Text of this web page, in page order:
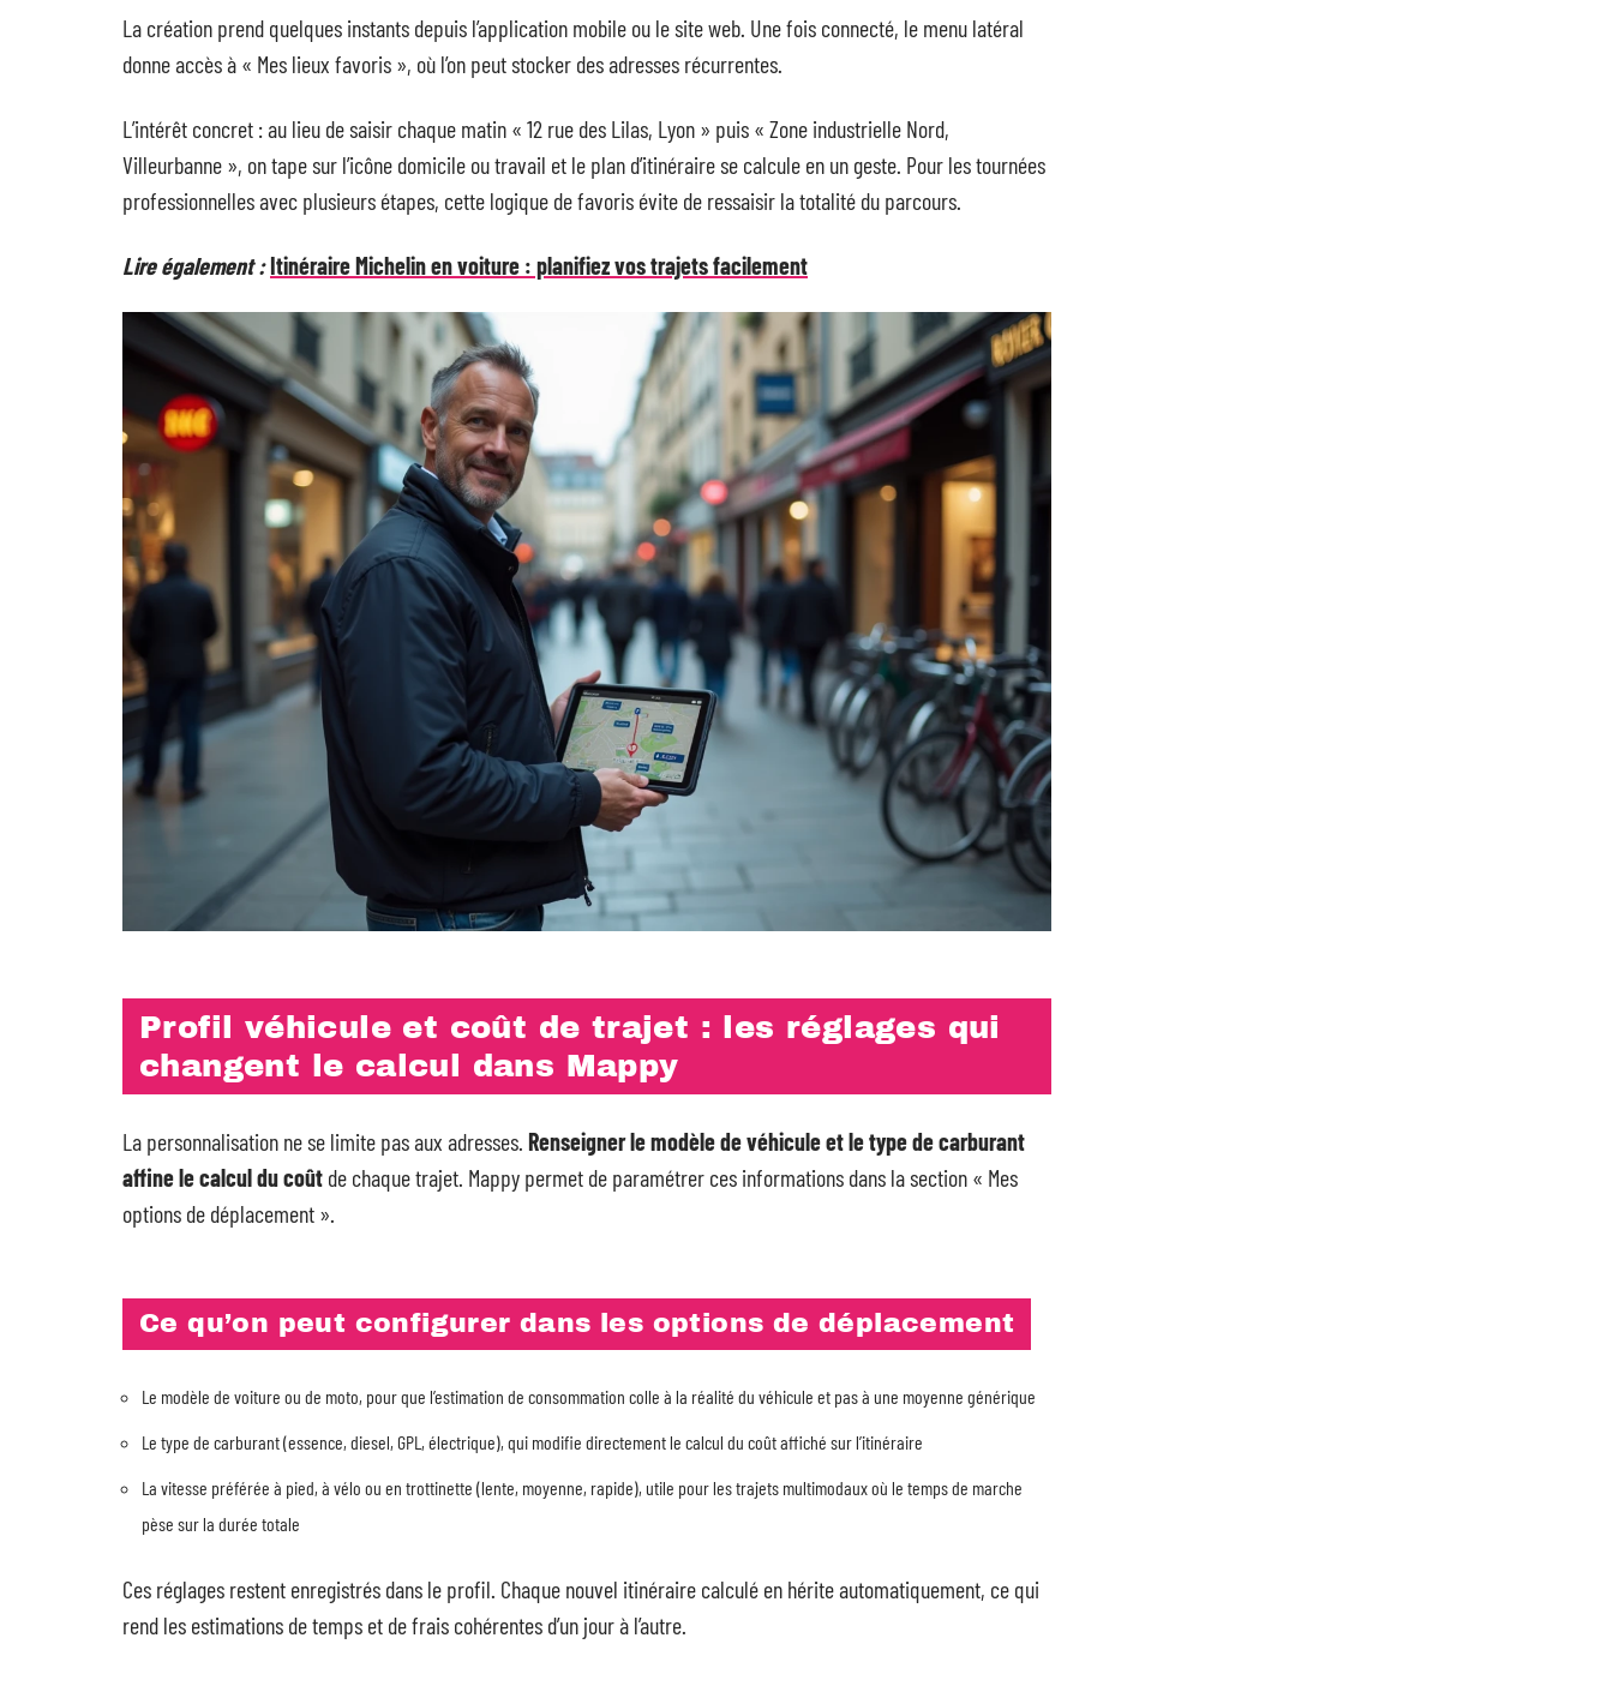
La création prend quelques instants depuis l’application mobile ou le site web. Une fois connecté, le menu latéral
donne accès à « Mes lieux favoris », où l’on peut stocker des adresses récurrentes.
L’intérêt concret : au lieu de saisir chaque matin « 12 rue des Lilas, Lyon » puis « Zone industrielle Nord,
Villeurbanne », on tape sur l’icône domicile ou travail et le plan d’itinéraire se calcule en un geste. Pour les tournées
professionnelles avec plusieurs étapes, cette logique de favoris évite de ressaisir la totalité du parcours.
Lire également :Itinéraire Michelin en voiture : planifiez vos trajets facilement
Profil véhicule et coût de trajet : les réglages qui
changent le calcul dans Mappy
La personnalisation ne se limite pas aux adresses. Renseigner le modèle de véhicule et le type de carburant
affine le calcul du coût de chaque trajet. Mappy permet de paramétrer ces informations dans la section « Mes
options de déplacement ».
Ce qu’on peut configurer dans les options de déplacement
Le modèle de voiture ou de moto, pour que l’estimation de consommation colle à la réalité du véhicule et pas à une moyenne générique
Le type de carburant (essence, diesel, GPL, électrique), qui modifie directement le calcul du coût affiché sur l’itinéraire
La vitesse préférée à pied, à vélo ou en trottinette (lente, moyenne, rapide), utile pour les trajets multimodaux où le temps de marche
pèse sur la durée totale
Ces réglages restent enregistrés dans le profil. Chaque nouvel itinéraire calculé en hérite automatiquement, ce qui
rend les estimations de temps et de frais cohérentes d’un jour à l’autre.